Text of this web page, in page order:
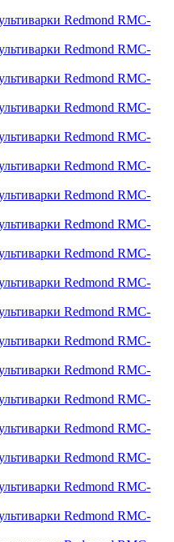
Redmond RMC-
Redmond RMC-
Redmond RMC-
Redmond RMC-
Redmond RMC-
Redmond RMC-
Redmond RMC-
Redmond RMC-
Redmond RMC-
Redmond RMC-
Redmond RMC-
Redmond RMC-
Redmond RMC-
Redmond RMC-
Redmond RMC-
Redmond RMC-
Redmond RMC-
Redmond RMC-